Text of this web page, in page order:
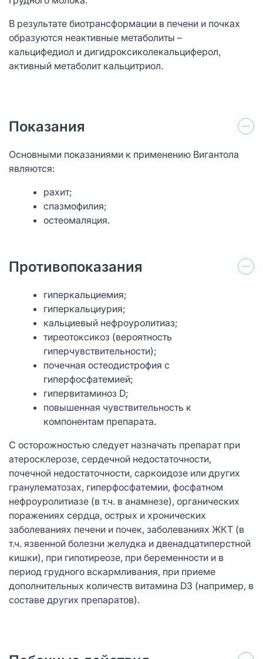
В результате биотрансформации в печени и почках
образуются неактивные метаболиты –
кальцифедиол и дигидроксиколекальциферол,
активный метаболит кальцитриол.
Показания
Основными показаниями к применению Вигантола
являются:
рахит;
спазмофилия;
остеомаляция.
Противопоказания
гиперкальциемия;
гиперкальциурия;
кальциевый нефроуролитиаз;
тиреотоксикоз (вероятность
гиперчувствительности);
почечная остеодистрофия с
гиперфосфатемией;
гипервитаминоз D;
повышенная чувствительность к
компонентам препарата.
С осторожностью следует назначать препарат при
атеросклерозе, сердечной недостаточности,
почечной недостаточности, саркоидозе или других
гранулематозах, гиперфосфатемии, фосфатном
нефроуролитиазе (в т.ч. в анамнезе), органических
поражениях сердца, острых и хронических
заболеваниях печени и почек, заболеваниях ЖКТ (в
т.ч. язвенной болезни желудка и двенадцатиперстной
кишки), при гипотиреозе, при беременности и в
период грудного вскармливания, при приеме
дополнительных количеств витамина D3 (например, в
составе других препаратов).